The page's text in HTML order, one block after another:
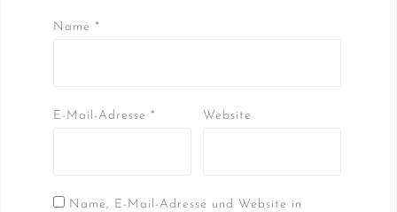
Name *
E-Mail-Adresse * Website
Name, E-Mail-Adresse und Website in